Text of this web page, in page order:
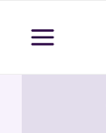
contenu